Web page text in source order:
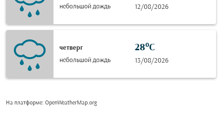
небольшой дождь
12/08/2026
четверг
небольшой дождь
28°C
13/08/2026
На платформе: OpenWeatherMap.org